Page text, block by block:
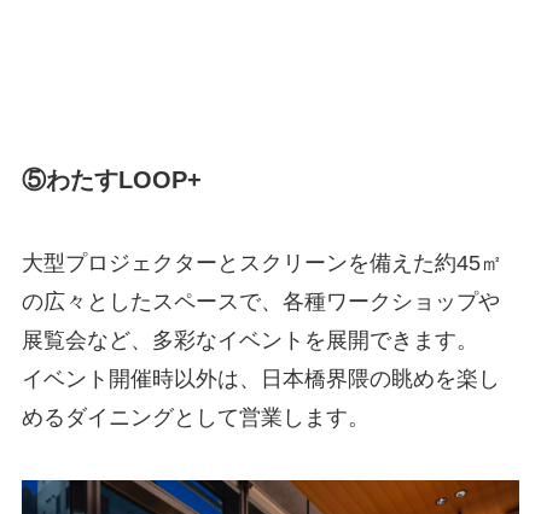
⑤わたすLOOP+
大型プロジェクターとスクリーンを備えた約45㎡
の広々としたスペースで、各種ワークショップや
展覧会など、多彩なイベントを展開できます。
イベント開催時以外は、日本橋界隈の眺めを楽し
めるダイニングとして営業します。